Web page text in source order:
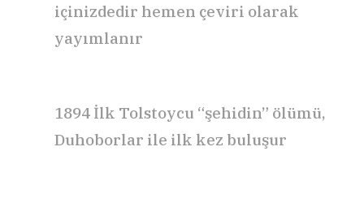
içinizdedir hemen çeviri olarak
yayımlanır
1894 İlk Tolstoycu “şehidin” ölümü,
Duhoborlar ile ilk kez buluşur